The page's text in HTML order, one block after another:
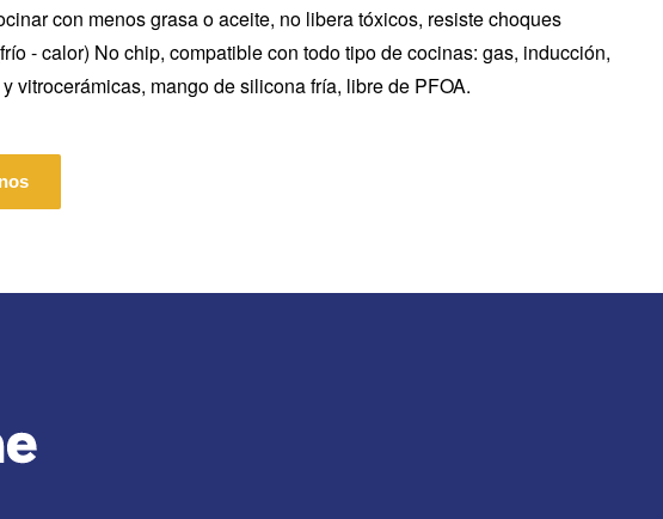
con menos grasa o aceite, no libera tóxicos, resiste choques
- calor) No chip, compatible con todo tipo de cocinas: gas, inducción,
vitrocerámicas, mango de silicona fría, libre de PFOA.